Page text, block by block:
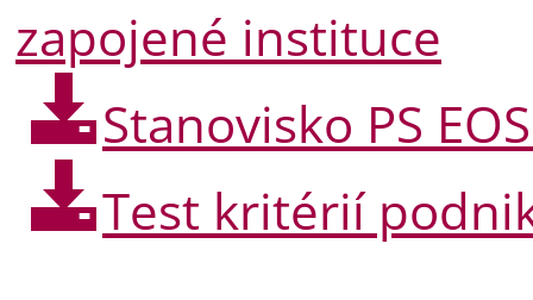
zapojené instituce
Stanovisko PS
Test kritérií